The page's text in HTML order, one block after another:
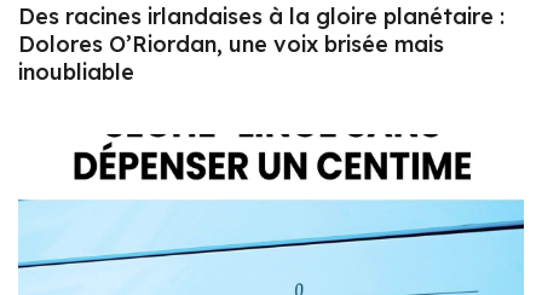
Des racines irlandaises à la gloire planétaire :
Dolores O’Riordan, une voix brisée mais
inoubliable